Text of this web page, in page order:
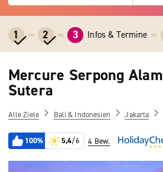
1 2 3 Infos & Termine
Mercure Serpong Alam
Sutera
Alle Ziele Bali & Indonesien Jakarta
100% 5,4/6 4 Bew.